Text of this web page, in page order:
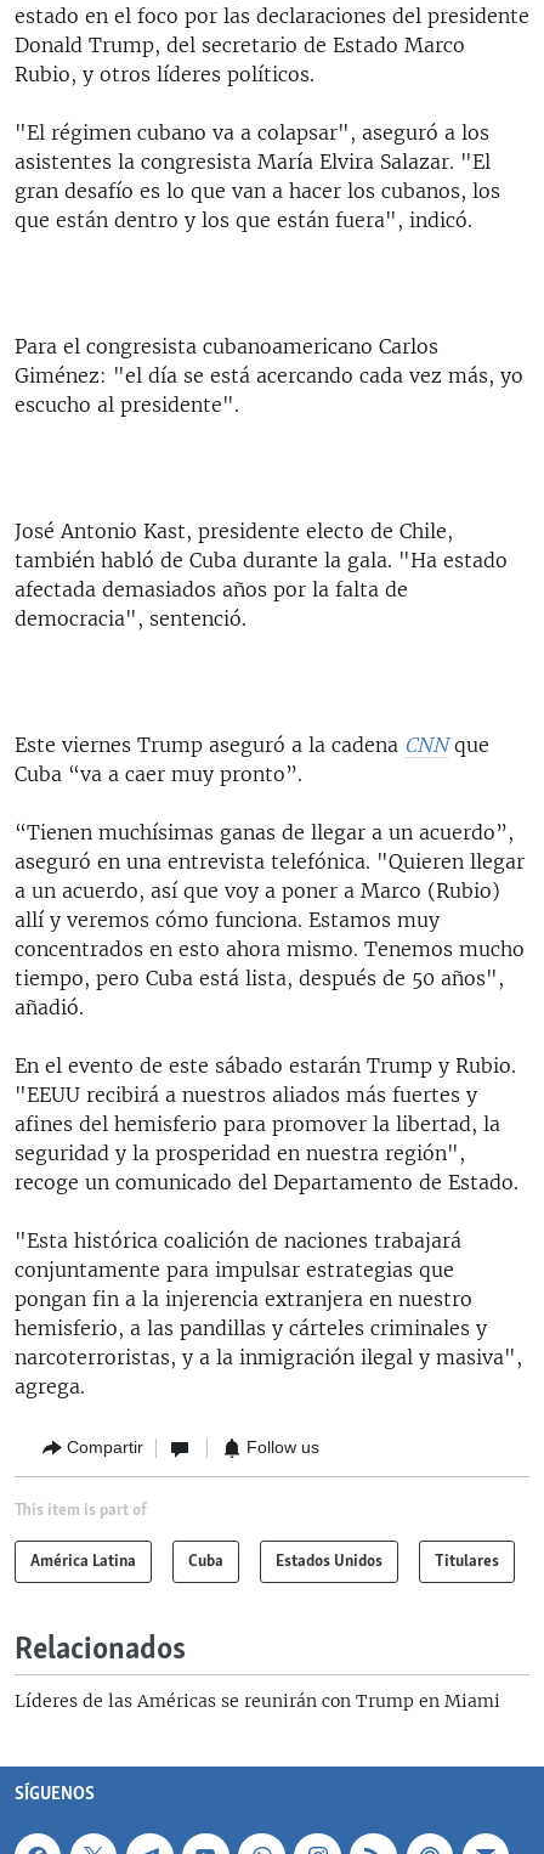
estado en el foco por las declaraciones del presidente
Donald Trump, del secretario de Estado Marco
Rubio, y otros líderes políticos.
"El régimen cubano va a colapsar", aseguró a los
asistentes la congresista María Elvira Salazar. "El
gran desafío es lo que van a hacer los cubanos, los
que están dentro y los que están fuera", indicó.
Para el congresista cubanoamericano Carlos
Giménez: "el día se está acercando cada vez más, yo
escucho al presidente".
José Antonio Kast, presidente electo de Chile,
también habló de Cuba durante la gala. "Ha estado
afectada demasiados años por la falta de
democracia", sentenció.
Este viernes Trump aseguró a la cadena CNNque
Cuba “va a caer muy pronto”.
“Tienen muchísimas ganas de llegar a un acuerdo”,
aseguró en una entrevista telefónica. "Quieren llegar
a un acuerdo, así que voy a poner a Marco (Rubio)
allí y veremos cómo funciona. Estamos muy
concentrados en esto ahora mismo. Tenemos mucho
tiempo, pero Cuba está lista, después de 50 años",
añadió.
En el evento de este sábado estarán Trump y Rubio.
"EEUU recibirá a nuestros aliados más fuertes y
afines del hemisferio para promover la libertad, la
seguridad y la prosperidad en nuestra región",
recoge un comunicado del Departamento de Estado.
"Esta histórica coalición de naciones trabajará
conjuntamente para impulsar estrategias que
pongan fin a la injerencia extranjera en nuestro
hemisferio, a las pandillas y cárteles criminales y
narcoterroristas, y a la inmigración ilegal y masiva",
agrega.
Compartir Follow us
This item is part of
América Latina Cuba Estados Unidos Titulares
Relacionados
Líderes de las Américas se reunirán con Trump en Miami
SÍGUENOS